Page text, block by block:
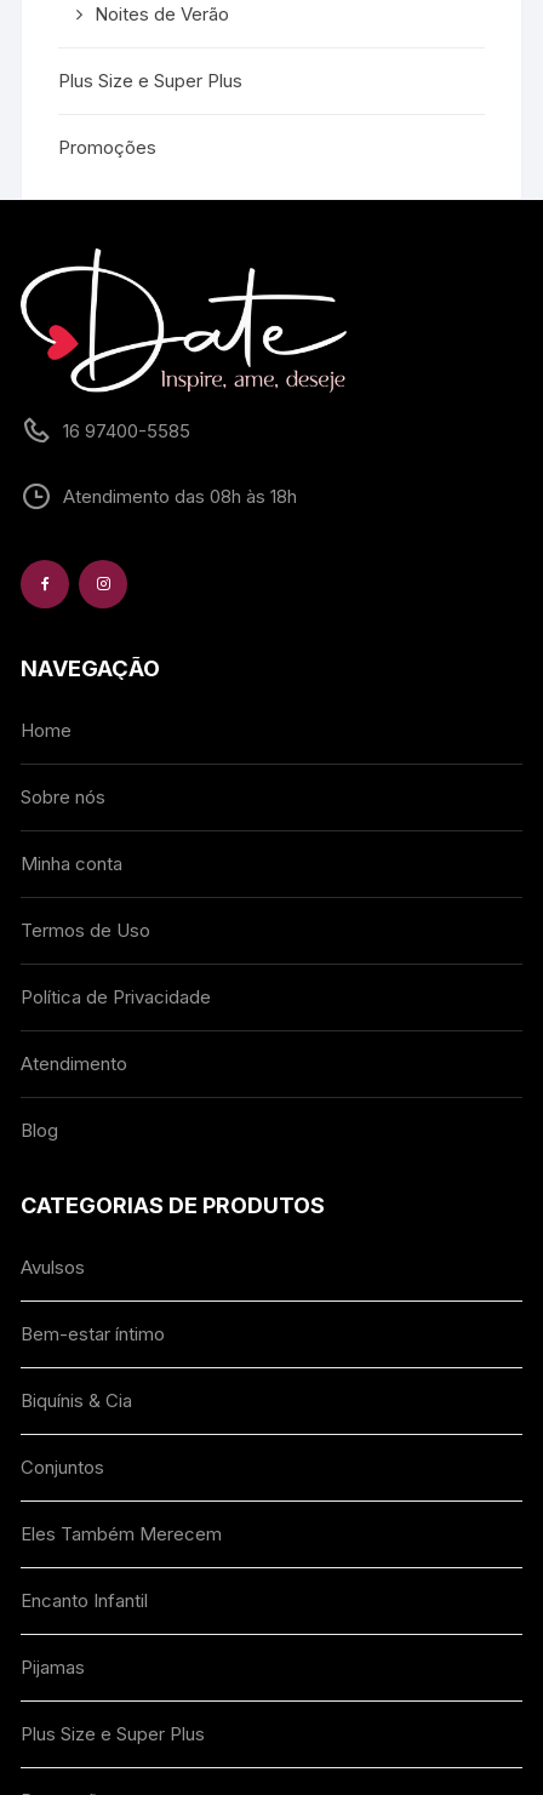
Noites de Verão
Plus Size e Super Plus
Promoções
16 97400-5585
Atendimento das 08h às 18h
NAVEGAÇÃO
Home
Sobre nós
Minha conta
Termos de Uso
Política de Privacidade
Atendimento
Blog
CATEGORIAS DE PRODUTOS
Avulsos
Bem-estar íntimo
Biquínis & Cia
Conjuntos
Eles Também Merecem
Encanto Infantil
Pijamas
Plus Size e Super Plus